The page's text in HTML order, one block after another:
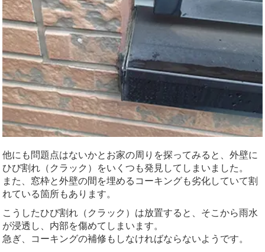
他にも問題点はないかとお家の周りを探ってみると、外壁に
ひび割れ（クラック）をいくつも発見してしまいました。
また、窓枠と外壁の間を埋めるコーキングも劣化していて割
れている箇所もあります。
こうしたひび割れ（クラック）は放置すると、そこから雨水
が浸透し、内部を傷めてしまいます。
急ぎ、コーキングの補修もしなければならないようです。